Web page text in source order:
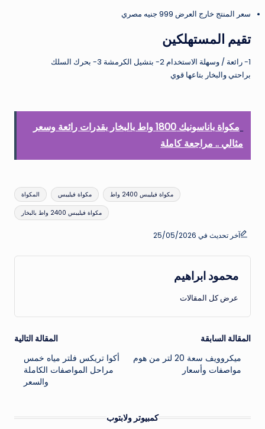
سعر المنتج خارج العرض 999 جنيه مصري
تقيم المستهلكين
1- رائعة / وسهلة الاستخدام 2- بتشيل الكرمشة 3- بحرك السلك
براحتي والبخار بتاعها قوي
مكواة باناسونيك 1800 واط بالبخار بقدرات رائعة وسعر
مثالي .. مراجعة كاملة
المكواة مكواة فيليبس مكواة فيليبس 2400 واط
مكواة فيليبس 2400 واط بالبخار
آخر تحديث في 25/05/2026
محمود ابراهيم
عرض كل المقالات
تصفّح
المقالات
المقالة السابقة
ميكروويف سعة 20 لتر من هوم
مواصفات وأسعار
المقالة التالية
أكوا تريكس فلتر مياه خمس
مراحل المواصفات الكاملة
والسعر
كمبيوتر ولابتوب